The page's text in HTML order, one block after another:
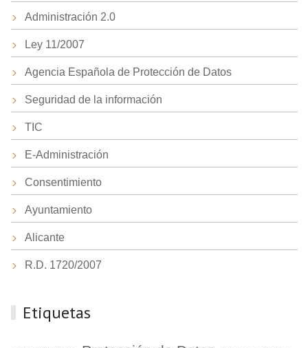
Administración 2.0
Ley 11/2007
Agencia Española de Protección de Datos
Seguridad de la información
TIC
E-Administración
Consentimiento
Ayuntamiento
Alicante
R.D. 1720/2007
Etiquetas